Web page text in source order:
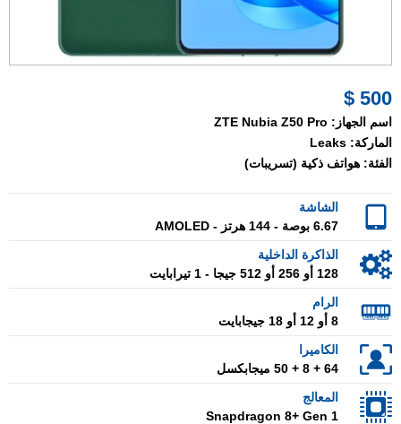
500 $
اسم الجهاز: ZTE Nubia Z50 Pro
الماركة: Leaks
الفئة: هواتف ذكية (تسريبات)
الشاشة
6.67 بوصة - 144 هرتز - AMOLED
الذاكرة الداخلية
128 أو 256 أو 512 جيجا - 1 تيرابايت
الرام
8 أو 12 أو 18 جيجابايت
الكاميرا
64 + 8 + 50 ميجابكسل
المعالج
Snapdragon 8+ Gen 1